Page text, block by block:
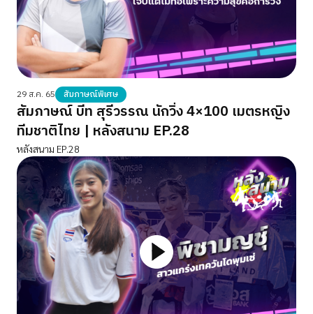
29 ส.ค. 65 สัมภาษณ์พิเศษ
สัมภาษณ์ บีท สุรีวรรณ นักวิ่ง 4×100 เมตรหญิง
ทีมชาติไทย | หลังสนาม EP.28
หลังสนาม EP.28